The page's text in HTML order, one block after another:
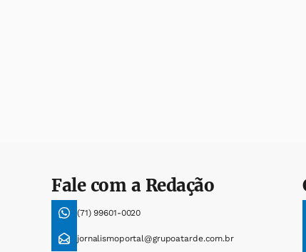
Fale com a Redação
(71) 99601-0020
jornalismoportal@grupoatarde.com.br